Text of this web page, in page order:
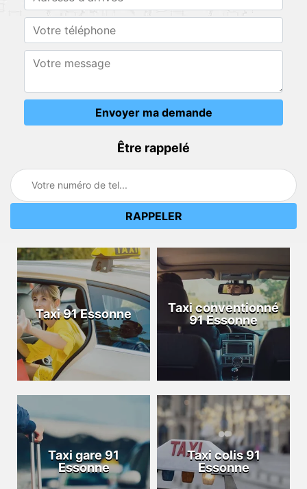
Être rappelé
Taxi 91 Essonne
Taxi conventionné
91 Essonne
Taxi gare 91
Essonne
Taxi colis 91
Essonne